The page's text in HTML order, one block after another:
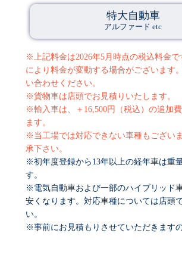
特大自動車
アルファード etc
※上記料金は2026年5月時点の税込料金
により料金が変動する場合がございます
い合わせください。
※貨物車は店頭でお見積りいたします。
※輸入車は、＋16,500円（税込）の追加
ます。
※当工場では対応できない車種もござい
承下さい。
※初年度登録から13年以上の経年車は重
す。
※電気自動車および一部のハイブリッド
安くなります。対応車種については店頭
い。
※事前にお見積もりさせていただきます